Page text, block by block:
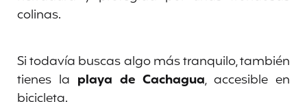
colinas.
Si todavía buscas algo más tranquilo, también
tienes la playa de Cachagua, accesible en